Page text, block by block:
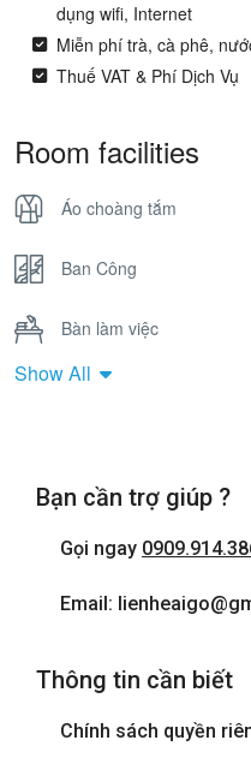
dụng wifi, Internet
Miễn phí trà, cà phê,
Thuế VAT & Phí Dịch Vụ
Room facilities
Áo choàng tắm
Ban Công
Bàn làm việc
Bồn Tắm Nằm
Điện thoại
Phòng tắm đứng
Show All
Bạn cần trợ giúp ?
Gọi ngay
Email:
Thông tin cần biết
Chính sách quyền